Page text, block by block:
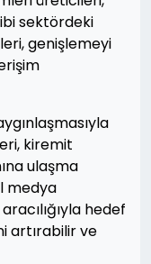
sektördeki
genişlemeyi
kiremit
ulaşma
medya
hedef
artırabilir ve